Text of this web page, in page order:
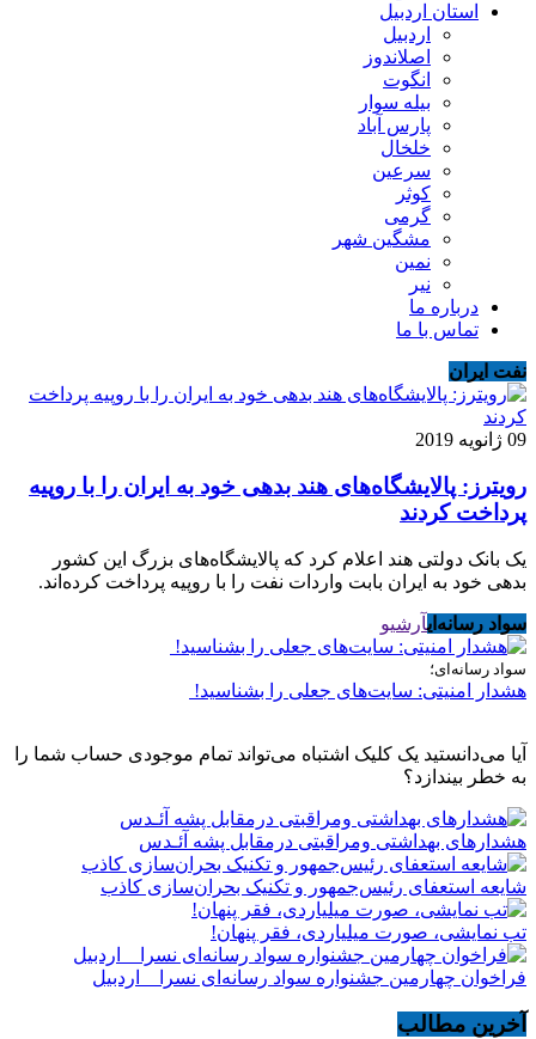
استان اردبیل
اردبیل
اصلاندوز
انگوت
بیله سوار
پارس آباد
خلخال
سرعین
کوثر
گرمی
مشگین شهر
نمین
نیر
درباره ما
تماس با ما
نفت ایران
09 ژانویه 2019
رویترز: پالایشگاه‌های هند بدهی خود به ایران را با روپیه
پرداخت کردند
یک بانک دولتی هند اعلام کرد که پالایشگاه‌های بزرگ این کشور
بدهی خود به ایران بابت واردات نفت را با روپیه پرداخت کرده‌اند.
سواد رسانه‌ایآرشیو
سواد رسانه‌ای؛
هشدار امنیتی: سایت‌های جعلی را بشناسید!
آیا می‌دانستید یک کلیک اشتباه می‌تواند تمام موجودی حساب شما را
به خطر بیندازد؟
هشدارهاى بهداشتى ومراقبتى درمقابل پشه آئـدس
شایعه استعفای رئیس‌جمهور و تکنیک بحران‌سازی کاذب
تب نمایشی، صورت میلیاردی، فقر پنهان!
فراخوان چهارمین جشنواره سواد رسانه‌ای نسرا _ اردبیل
آخرین مطالب